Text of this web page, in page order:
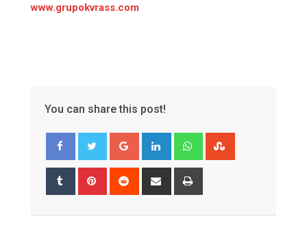
www.grupokvrass.com
You can share this post!
Google+ LinkedIn Whatsapp
Tumblr Pinterest Reddit
Share